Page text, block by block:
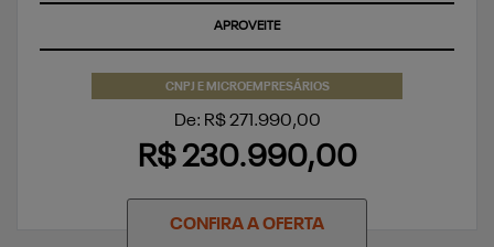
APROVEITE
CNPJ E MICROEMPRESÁRIOS
De: R$ 271.990,00
R$ 230.990,00
CONFIRA A OFERTA